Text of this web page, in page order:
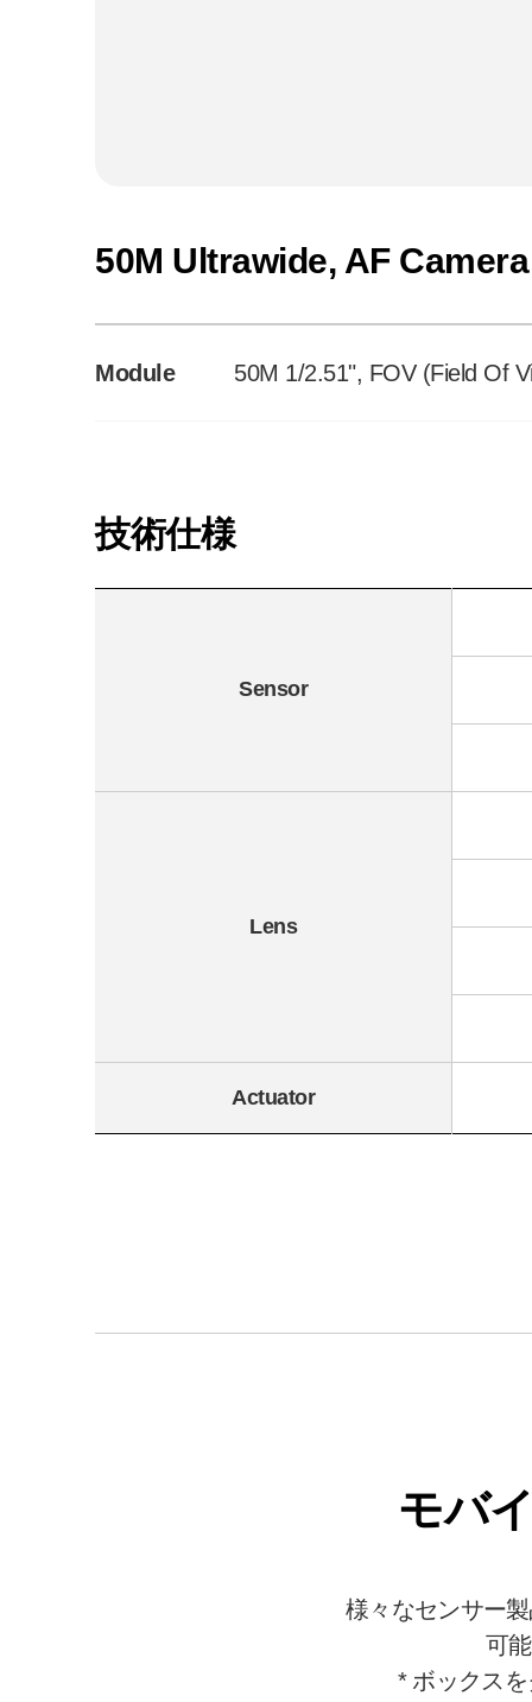
50M Ultrawide, AF
Module 50M 1/2.51", FOV (Field Of
技術仕様
Sensor
Lens
Actuator
モバ
様々なセンサー
可
* ボックス